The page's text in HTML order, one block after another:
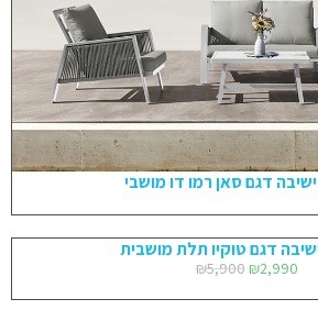
דגם סאן רמו דו מושבי
דגם טוקיו תלת מושבית
₪5,900 ₪2,990